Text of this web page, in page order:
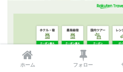
ホーム フォロー